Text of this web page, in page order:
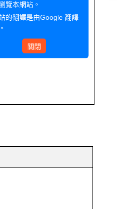
覽本網站。
的翻譯是由Google 翻譯
關閉